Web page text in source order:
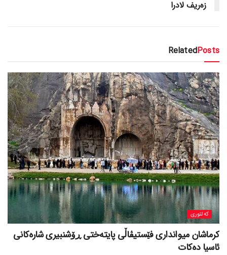
زه‌ریف لادرا
RelatedPosts
کەلتوری
کرماشان میوانداری فێستیڤاڵی پایتەختی ڕۆشنبیری شارەکانی
ئاسیا دەکات